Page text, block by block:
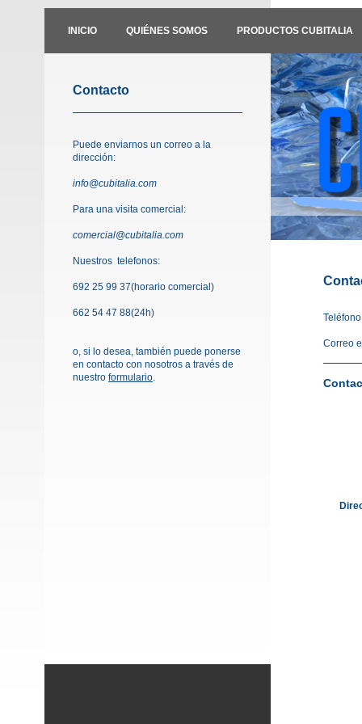
INICIO QUIÉNES SOMOS PRODUCTOS CUBITALIA
Contacto
Puede enviarnos un correo a la
dirección:
info@cubitalia.com
Para una visita comercial:
comercial@cubitalia.com
Nuestros telefonos:
692 25 99 37(horario comercial)
662 54 47 88(24h)
o, si lo desea, también puede ponerse
en contacto con nosotros a través de
nuestro formulario.
Correo